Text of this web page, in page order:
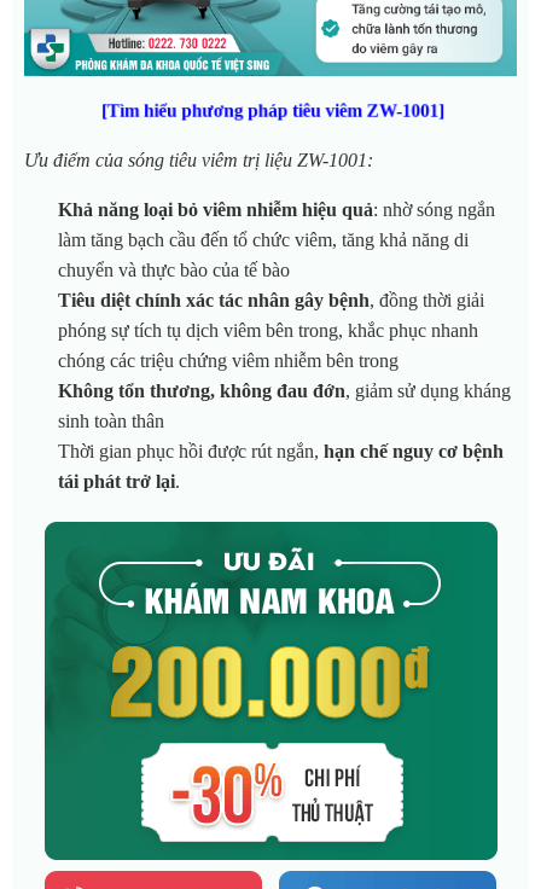
[Tìm hiểu phương pháp tiêu viêm ZW-1001]
Ưu điểm của sóng tiêu viêm trị liệu ZW-1001:
Khả năng loại bỏ viêm nhiễm hiệu quả: nhờ sóng ngắn
làm tăng bạch cầu đến tổ chức viêm, tăng khả năng di
chuyển và thực bào của tế bào
Tiêu diệt chính xác tác nhân gây bệnh, đồng thời giải
phóng sự tích tụ dịch viêm bên trong, khắc phục nhanh
chóng các triệu chứng viêm nhiễm bên trong
Không tổn thương, không đau đớn, giảm sử dụng kháng
sinh toàn thân
Thời gian phục hồi được rút ngắn, hạn chế nguy cơ bệnh
tái phát trở lại.